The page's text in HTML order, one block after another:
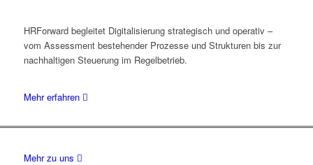
HRForward begleitet Digitalisierung strategisch und operativ –
vom Assessment bestehender Prozesse und Strukturen bis zur
nachhaltigen Steuerung im Regelbetrieb.
Mehr erfahren 
Mehr zu uns 